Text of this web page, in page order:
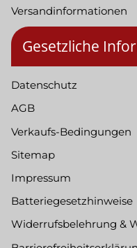
Versandinformationen
Gesetzliche
Datenschutz
AGB
Verkaufs-Bedingungen
Sitemap
Impressum
Batteriegesetzhinweise
Widerrufsbelehrung &